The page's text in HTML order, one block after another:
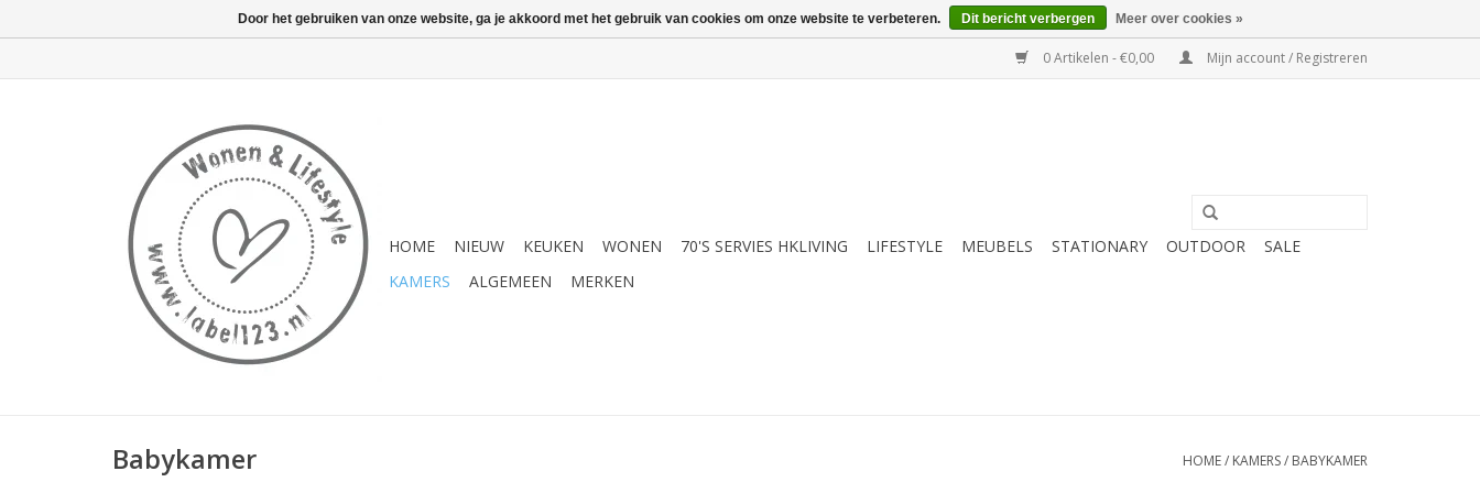
0 Artikelen - €0,00 Mijn account / Registreren
HOME NIEUW KEUKEN WONEN 70'S SERVIES HKLIVING LIFESTYLE MEUBELS STATIONARY OUTDOOR
SALE
KAMERS
ALGEMEEN MERKEN
Babykamer HOME/ KAMERS/ BABYKAMER
Door het gebruiken van onze website, ga je akkoord met het gebruik van cookies om onze website te verbeteren. Dit bericht verbergen Meer over cookies »